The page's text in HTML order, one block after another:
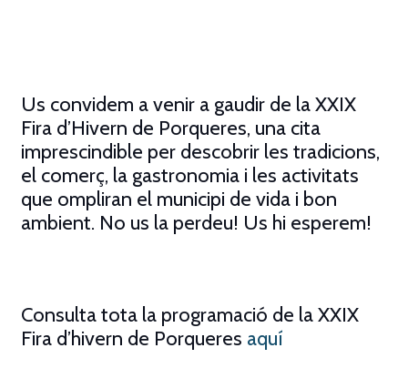
Us convidem a venir a gaudir de laXXIX
Fira d’Hivern de Porqueres, una cita
imprescindible per descobrir les tradicions,
el comerç, la gastronomia i les activitats
que ompliran el municipi de vida i bon
ambient. No us la perdeu! Us hi esperem!
Consulta tota la programació de la XXIX
Fira d’hivern de Porqueres aquí